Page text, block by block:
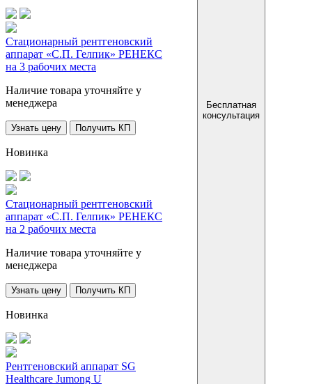
Стационарный рентгеновский
аппарат «С.П. Гелпик» РЕНЕКС
на 3 рабочих места
Наличие товара уточняйте у
менеджера
Узнать цену Получить КП
Новинка
Стационарный рентгеновский
аппарат «С.П. Гелпик» РЕНЕКС
на 2 рабочих места
Наличие товара уточняйте у
менеджера
Узнать цену Получить КП
Новинка
Рентгеновский аппарат SG
Healthcare Jumong U
Бесплатная
консультация